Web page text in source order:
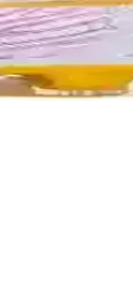
En iyi
ile
öğrenin.